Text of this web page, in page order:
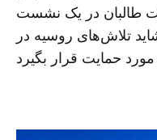
طالبان در یک نشست
تلاش‌های روسیه در